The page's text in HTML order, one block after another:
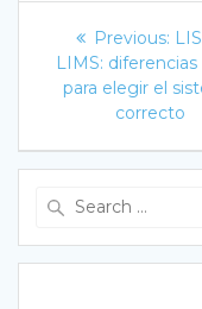
de
entradas
Previous:
LIMS: diferencias
para elegir el
correcto